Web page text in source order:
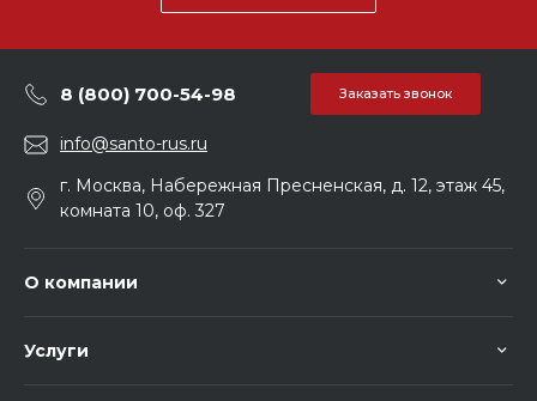
8 (800) 700-54-98 Заказать звонок
info@santo-rus.ru
г. Москва, Набережная Пресненская, д. 12, этаж 45,
комната 10, оф. 327
О компании
Услуги